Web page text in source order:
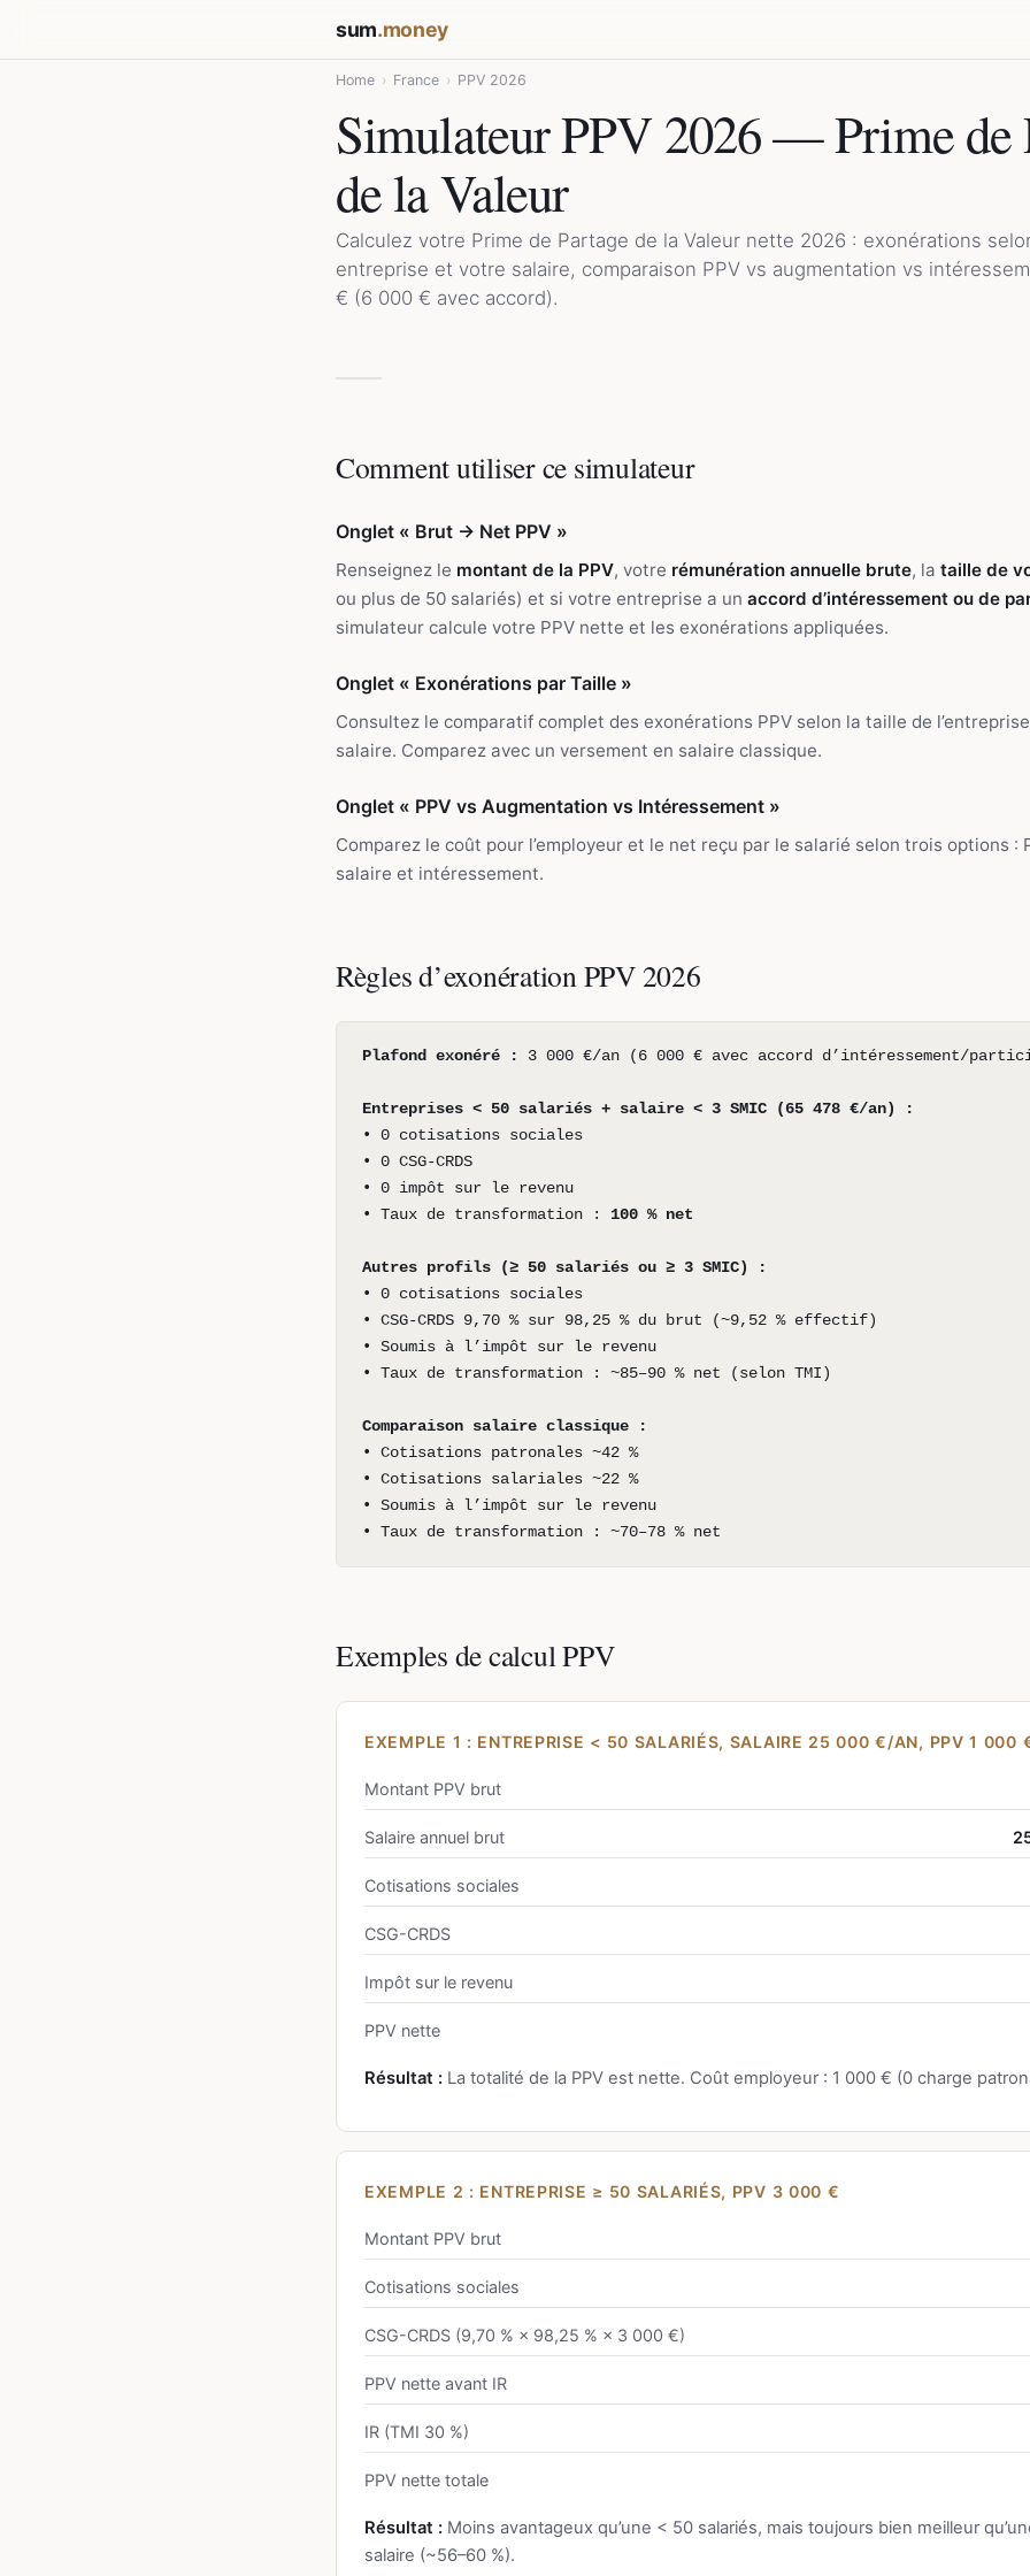
sum.money
Home › France › PPV 2026
Simulateur PPV 2026 — Prime de
de la Valeur
Calculez votre Prime de Partage de la Valeur nette 2026 : exonérations
entreprise et votre salaire, comparaison PPV vs augmentation vs
€ (6 000 € avec accord).
Comment utiliser ce simulateur
Onglet « Brut → Net PPV »
Renseignez le montant de la PPV, votre rémunération annuelle brute, la taille de
ou plus de 50 salariés) et si votre entreprise a un accord d’intéressement ou de
simulateur calcule votre PPV nette et les exonérations appliquées.
Onglet « Exonérations par Taille »
Consultez le comparatif complet des exonérations PPV selon la taille de
salaire. Comparez avec un versement en salaire classique.
Onglet « PPV vs Augmentation vs Intéressement »
Comparez le coût pour l’employeur et le net reçu par le salarié selon trois options :
salaire et intéressement.
Règles d’exonération PPV 2026
Plafond exonéré : 3 000 €/an (6 000 € avec accord d’intéressement/
Entreprises < 50 salariés + salaire < 3 SMIC (65 478 €/an) :
• 0 cotisations sociales
• 0 CSG-CRDS
• 0 impôt sur le revenu
• Taux de transformation : 100 % net
Autres profils (≥ 50 salariés ou ≥ 3 SMIC) :
• 0 cotisations sociales
• CSG-CRDS 9,70 % sur 98,25 % du brut (~9,52 % effectif)
• Soumis à l’impôt sur le revenu
• Taux de transformation : ~85–90 % net (selon TMI)
Comparaison salaire classique :
• Cotisations patronales ~42 %
• Cotisations salariales ~22 %
• Soumis à l’impôt sur le revenu
• Taux de transformation : ~70–78 % net
Exemples de calcul PPV
EXEMPLE 1 : ENTREPRISE < 50 SALARIÉS, SALAIRE 25 000 €/AN, PPV 1 000
Montant PPV brut
Salaire annuel brut
Cotisations sociales
CSG-CRDS
Impôt sur le revenu
PPV nette
Résultat : La totalité de la PPV est nette. Coût employeur : 1 000 € (0 charge
EXEMPLE 2 : ENTREPRISE ≥ 50 SALARIÉS, PPV 3 000 €
Montant PPV brut
Cotisations sociales
CSG-CRDS (9,70 % × 98,25 % × 3 000 €)
PPV nette avant IR
IR (TMI 30 %)
PPV nette totale
Résultat : Moins avantageux qu’une < 50 salariés, mais toujours bien meilleur
salaire (~56–60 %).